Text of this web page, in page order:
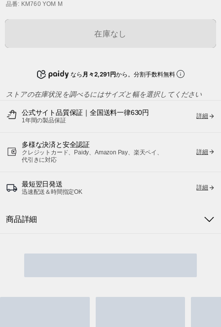
品番: KM760 YOM M
在庫なし
なら 月々2,291円から。分割手数料無料
ストアの在庫状況を調べるにはサイズと幅を選択してください
公式サイト品質保証｜全国送料一律630円
1年間の製品保証
詳細
多様な決済と安全認証
クレジットカード、Paidy、Amazon Pay、楽天ペイ、
代引きに対応
詳細
最短翌日発送
迅速配送＆時間指定OK
詳細
商品詳細